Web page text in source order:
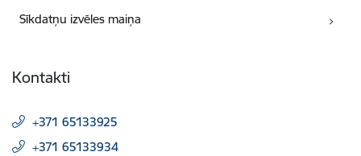
Sīkdatņu izvēles maiņa
Kontakti
+371 65133925
+371 65133934